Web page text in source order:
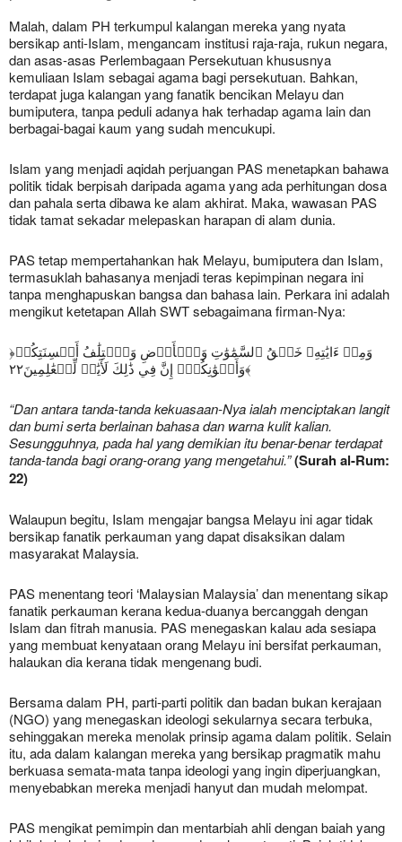
Malah, dalam PH terkumpul kalangan mereka yang nyata
bersikap anti-Islam, mengancam institusi raja-raja, rukun negara,
dan asas-asas Perlembagaan Persekutuan khususnya
kemuliaan Islam sebagai agama bagi persekutuan. Bahkan,
terdapat juga kalangan yang fanatik bencikan Melayu dan
bumiputera, tanpa peduli adanya hak terhadap agama lain dan
berbagai-bagai kaum yang sudah mencukupi.
Islam yang menjadi aqidah perjuangan PAS menetapkan bahawa
politik tidak berpisah daripada agama yang ada perhitungan dosa
dan pahala serta dibawa ke alam akhirat. Maka, wawasan PAS
tidak tamat sekadar melepaskan harapan di alam dunia.
PAS tetap mempertahankan hak Melayu, bumiputera dan Islam,
termasuklah bahasanya menjadi teras kepimpinan negara ini
tanpa menghapuskan bangsa dan bahasa lain. Perkara ini adalah
mengikut ketetapan Allah SWT sebagaimana firman-Nya:
﴿وَمِنۡ ءَايَٰتِهِۦ خَلۡقُ ٱلسَّمَٰوَٰتِ وَٱلۡأَرۡضِ وَٱخۡتِلَٰفُ أَلۡسِنَتِكُمۡ
وَأَلۡوَٰنِكُمۡۚ إِنَّ فِي ذَٰلِكَ لَأٓيَٰتٖ لِّلۡعَٰلِمِينَ٢٢﴾
“Dan antara tanda-tanda kekuasaan-Nya ialah menciptakan langit
dan bumi serta berlainan bahasa dan warna kulit kalian.
Sesungguhnya, pada hal yang demikian itu benar-benar terdapat
tanda-tanda bagi orang-orang yang mengetahui.”(Surah al-Rum:
22)
Walaupun begitu, Islam mengajar bangsa Melayu ini agar tidak
bersikap fanatik perkauman yang dapat disaksikan dalam
masyarakat Malaysia.
PAS menentang teori ‘Malaysian Malaysia’ dan menentang sikap
fanatik perkauman kerana kedua-duanya bercanggah dengan
Islam dan fitrah manusia. PAS menegaskan kalau ada sesiapa
yang membuat kenyataan orang Melayu ini bersifat perkauman,
halaukan dia kerana tidak mengenang budi.
Bersama dalam PH, parti-parti politik dan badan bukan kerajaan
(NGO) yang menegaskan ideologi sekularnya secara terbuka,
sehinggakan mereka menolak prinsip agama dalam politik. Selain
itu, ada dalam kalangan mereka yang bersikap pragmatik mahu
berkuasa semata-mata tanpa ideologi yang ingin diperjuangkan,
menyebabkan mereka menjadi hanyut dan mudah melompat.
PAS mengikat pemimpin dan mentarbiah ahli dengan baiah yang